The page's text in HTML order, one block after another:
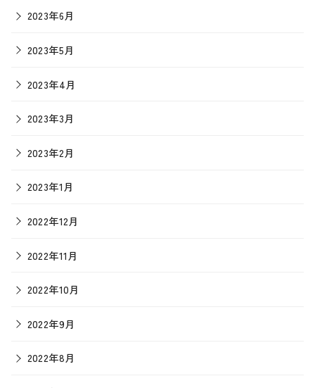
2023年6月
2023年5月
2023年4月
2023年3月
2023年2月
2023年1月
2022年12月
2022年11月
2022年10月
2022年9月
2022年8月